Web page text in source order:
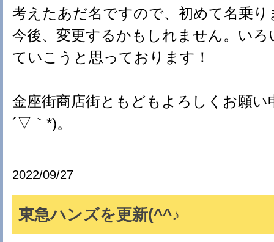
考えたあだ名ですので、初めて名乗り
今後、変更するかもしれません。いろ
ていこうと思っております！
金座街商店街ともどもよろしくお願い
´▽｀*)。
2022/09/27
東急ハンズを更新(^^♪